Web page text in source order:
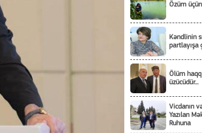
Özüm
Kəndlinin
partlayışa
Ölüm
üzücüdür...
Vicdanın
Yazılan
Ruhuna